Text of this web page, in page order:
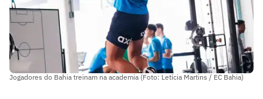
Jogadores do Bahia treinam na academia (Foto: Letícia Martins / EC Bahia)